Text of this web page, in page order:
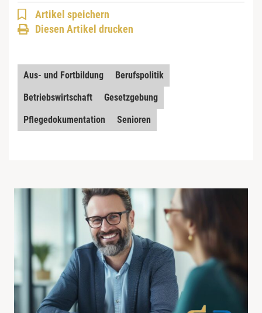
Artikel speichern
Diesen Artikel drucken
Aus- und Fortbildung
Berufspolitik
Betriebswirtschaft
Gesetzgebung
Pflegedokumentation
Senioren